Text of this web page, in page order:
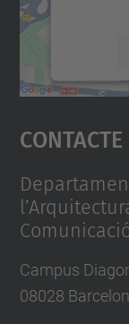
Contacte
Campus
08028